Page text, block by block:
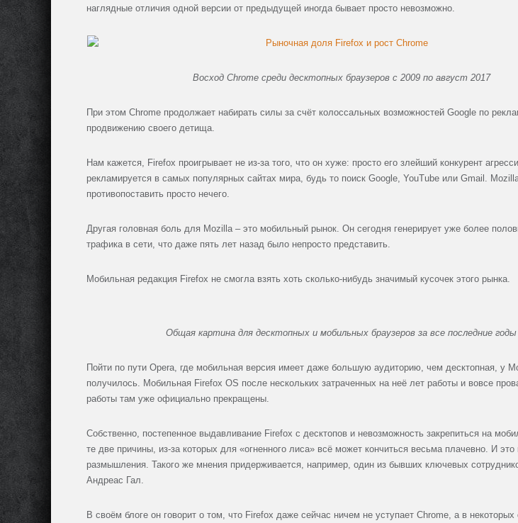
наглядные отличия одной версии от предыдущей иногда бывает просто невозможно.
Восход Chrome среди десктопных браузеров с 2009 по август 2017
При этом Chrome продолжает набирать силы за счёт колоссальных возможностей Google по
продвижению своего детища.
Нам кажется, Firefox проигрывает не из-за того, что он хуже: просто его злейший конкурент
рекламируется в самых популярных сайтах мира, будь то поиск Google, YouTube или Gmail.
противопоставить просто нечего.
Другая головная боль для Mozilla – это мобильный рынок. Он сегодня генерирует уже более
трафика в сети, что даже пять лет назад было непросто представить.
Мобильная редакция Firefox не смогла взять хоть сколько-нибудь значимый кусочек этого рынка.
Общая картина для десктопных и мобильных браузеров за все последние годы
Пойти по пути Opera, где мобильная версия имеет даже большую аудиторию, чем десктопная, у
получилось. Мобильная Firefox OS после нескольких затраченных на неё лет работы и вовсе
работы там уже официально прекращены.
Собственно, постепенное выдавливание Firefox с десктопов и невозможность закрепиться на
те две причины, из-за которых для «огненного лиса» всё может кончиться весьма плачевно. И
размышления. Такого же мнения придерживается, например, один из бывших ключевых
Андреас Гал.
В своём блоге он говорит о том, что Firefox даже сейчас ничем не уступает Chrome, а в некоторых